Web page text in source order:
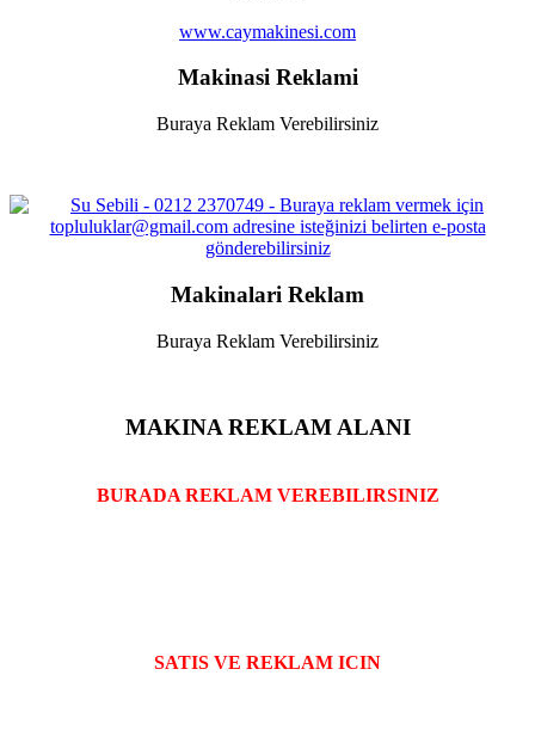
www.caymakinesi.com
Makinasi Reklami
Buraya Reklam Verebilirsiniz
Makinalari Reklam
Buraya Reklam Verebilirsiniz
MAKINA REKLAM ALANI
BURADA REKLAM VEREBILIRSINIZ
SATIS VE REKLAM ICIN